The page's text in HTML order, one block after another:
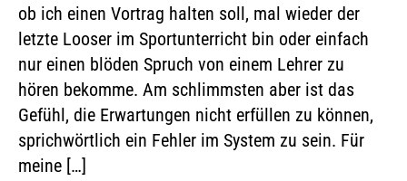
ob ich einen Vortrag halten soll, mal wieder der
letzte Looser im Sportunterricht bin oder einfach
nur einen blöden Spruch von einem Lehrer zu
hören bekomme. Am schlimmsten aber ist das
Gefühl, die Erwartungen nicht erfüllen zu können,
sprichwörtlich ein Fehler im System zu sein. Für
meine […]